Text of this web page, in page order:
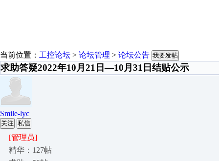
当前位置： 工控论坛 > 论坛管理 > 论坛公告 我要发帖
求助答疑2022年10月21日—10月31日结贴公示
Smile-lyc
关注 私信
[管理员]
精华：127帖